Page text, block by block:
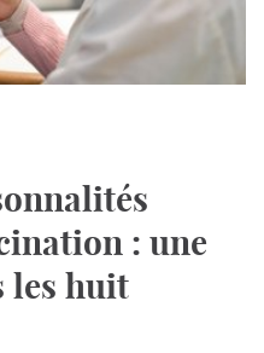
: une
les huit